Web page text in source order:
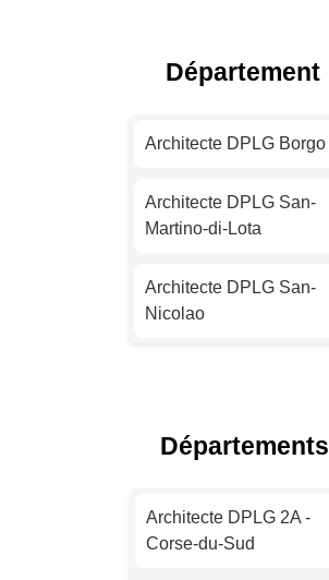
Architecte DPLG Nice
Strasbourg
Montpellier
Architecte DPLG Reims
Département
Architecte DPLG Borgo
Architecte DPLG San-
Martino-di-Lota
Architecte DPLG San-
Nicolao
Architecte DPLG L'Île-
Architecte DPLG Furiani
Départements
Architecte DPLG 2A -
Corse-du-Sud